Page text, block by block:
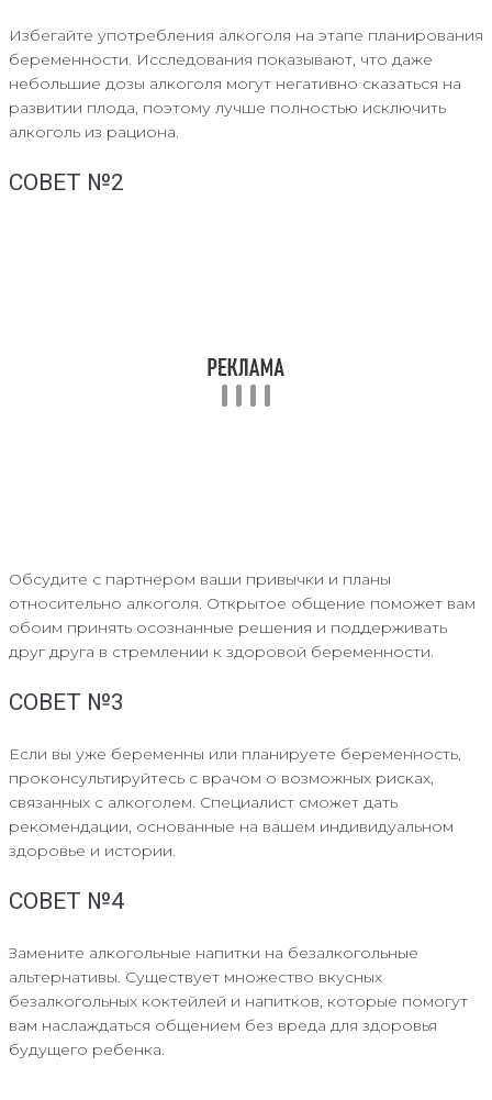
Избегайте употребления алкоголя на этапе планирования
беременности. Исследования показывают, что даже
небольшие дозы алкоголя могут негативно сказаться на
развитии плода, поэтому лучше полностью исключить
алкоголь из рациона.
СОВЕТ №2
Обсудите с партнером ваши привычки и планы
относительно алкоголя. Открытое общение поможет вам
обоим принять осознанные решения и поддерживать
друг друга в стремлении к здоровой беременности.
СОВЕТ №3
Если вы уже беременны или планируете беременность,
проконсультируйтесь с врачом о возможных рисках,
связанных с алкоголем. Специалист сможет дать
рекомендации, основанные на вашем индивидуальном
здоровье и истории.
СОВЕТ №4
Замените алкогольные напитки на безалкогольные
альтернативы. Существует множество вкусных
безалкогольных коктейлей и напитков, которые помогут
вам наслаждаться общением без вреда для здоровья
будущего ребенка.